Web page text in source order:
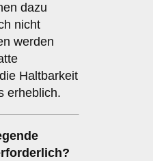
dazu
nicht
werden
Haltbarkeit
erheblich.